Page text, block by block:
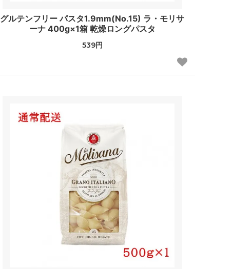
グルテンフリー パスタ1.9mm(No.15) ラ・モリサ
ーナ 400g×1箱 乾燥ロングパスタ
539円